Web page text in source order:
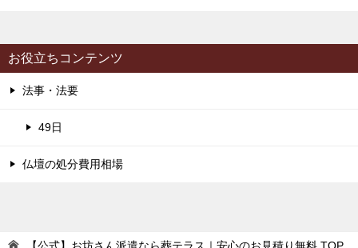
お役立ちコンテンツ
法事・法要
49日
仏壇の処分費用相場
【公式】お坊さん派遣なら葬テラス｜安心のお見積り無料 TOP